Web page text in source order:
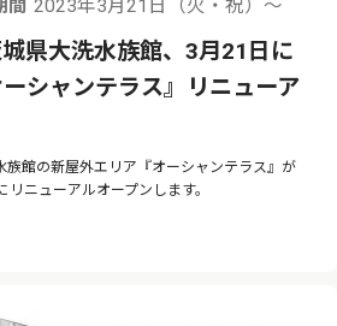
間 2023年3月21日（火・祝）〜
県大洗水族館、3月21日に
シャンテラス』リニューア
族館の新屋外エリア『オーシャンテラス』が
ニューアルオープンします。